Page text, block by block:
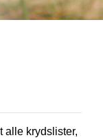
alle krydslister,